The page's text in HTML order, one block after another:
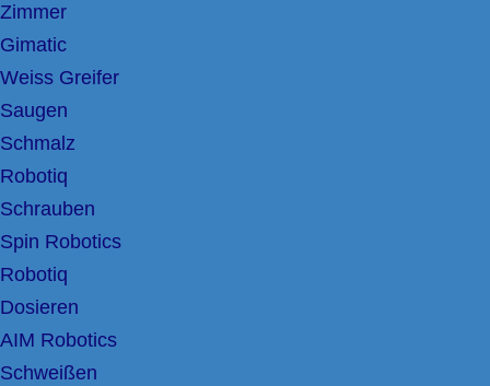
Zimmer
Gimatic
Weiss Greifer
Saugen
Schmalz
Robotiq
Schrauben
Spin Robotics
Robotiq
Dosieren
AIM Robotics
Schweißen